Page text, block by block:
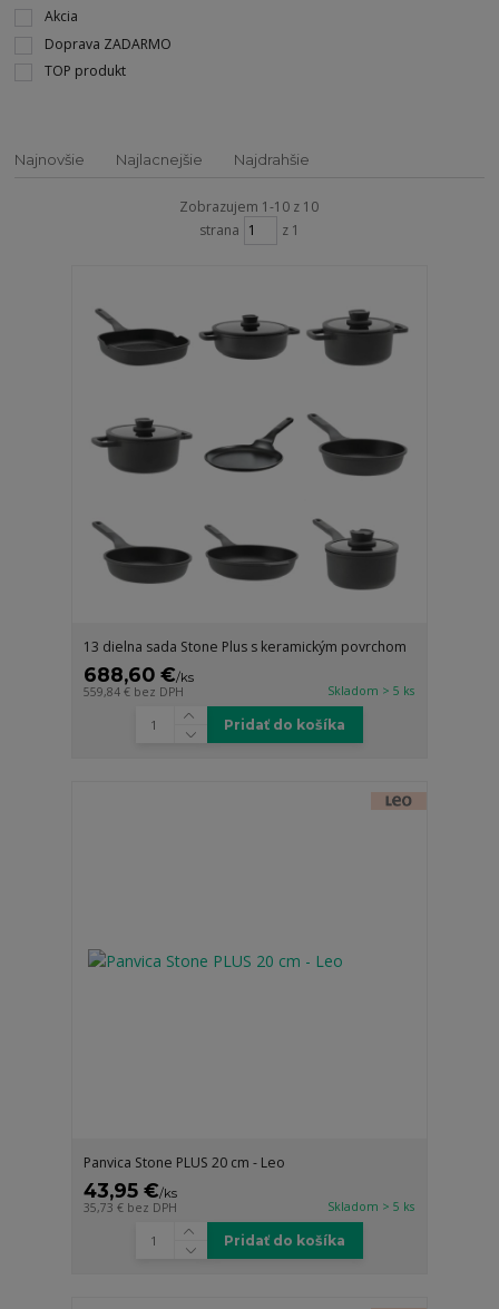
Akcia
Doprava ZADARMO
TOP produkt
Najnovšie Najlacnejšie Najdrahšie
Zobrazujem 1-10 z 10
strana
z 1
13 dielna sada Stone Plus s keramickým povrchom
688,60 €/ks
559,84 € bez DPH Skladom > 5 ks
Pridať do košíka
Panvica Stone PLUS 20 cm - Leo
43,95 €/ks
35,73 € bez DPH Skladom > 5 ks
Pridať do košíka